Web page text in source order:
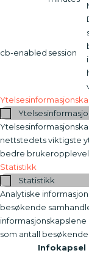
cb-enabled session
nettstedets viktigste
bedre
Statistikk
Statistikk
Analytiske
besøkende
som antall
Infokapsel